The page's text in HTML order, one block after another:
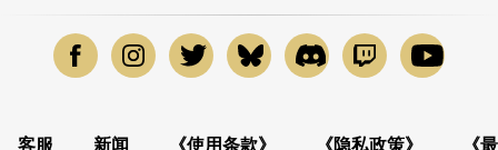
客服 新闻 《使用条款》 《隐私政策》
《最